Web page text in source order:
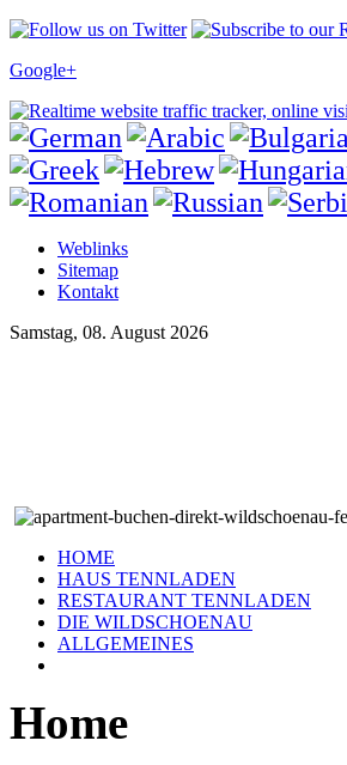
Google+
Weblinks
Sitemap
Kontakt
Samstag, 08. August 2026
HOME
HAUS TENNLADEN
RESTAURANT TENNLADEN
DIE WILDSCHOENAU
ALLGEMEINES
Home